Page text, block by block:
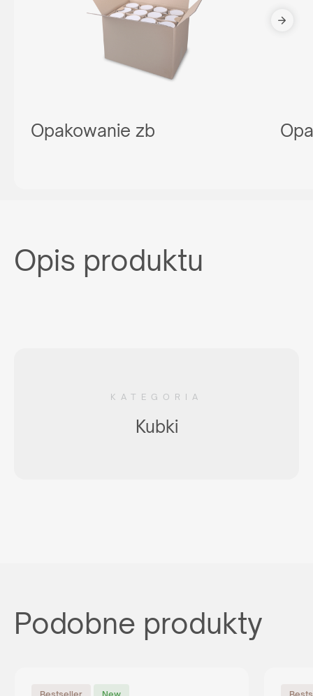
Opakowanie zb
Opis produktu
KATEGORIA
Kubki
Podobne produkty